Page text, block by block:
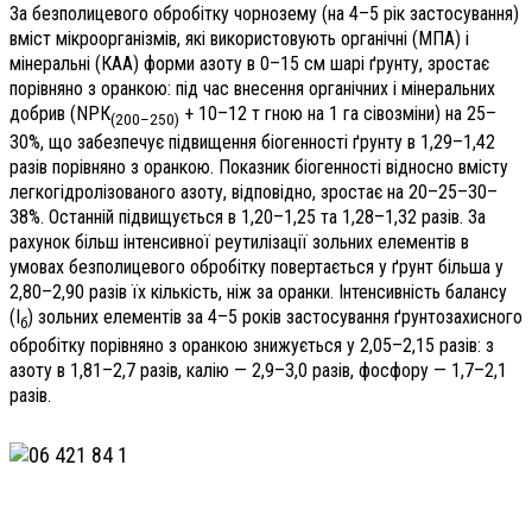
За безполицевого обробітку чорнозему (на 4–5 рік застосування)
вміст мікроорганізмів, які використовують органічні (МПА) і
мінеральні (КАА) форми азоту в 0–15 см шарі ґрунту, зростає
порівняно з оранкою: під час внесення органічних і мінеральних
добрив (NPК(200–250) + 10–12 т гною на 1 га сівозміни) на 25–
30%, що забезпечує підвищення біогенності ґрунту в 1,29–1,42
разів порівняно з оранкою. Показник біогенності відносно вмісту
легкогідролізованого азоту, відповідно, зростає на 20–25–30–
38%. Останній підвищується в 1,20–1,25 та 1,28–1,32 разів. За
рахунок більш інтенсивної реутилізації зольних елементів в
умовах безполицевого обробітку повертається у ґрунт більша у
2,80–2,90 разів їх кількість, ніж за оранки. Інтенсивність балансу
(Іб) зольних елементів за 4–5 років застосування ґрунтозахисного
обробітку порівняно з оранкою знижується у 2,05–2,15 разів: з
азоту в 1,81–2,7 разів, калію — 2,9–3,0 разів, фосфору — 1,7–2,1
разів.